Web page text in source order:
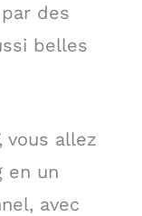
des
belles
vous allez
en un
avec